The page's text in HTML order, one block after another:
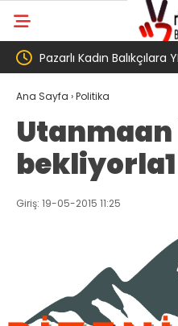
Destek: AV. Süzen
Yasa
Ana Sayfa ›Politika
Utanmaan
bekliyorla1
Giriş: 19-05-2015 11:25